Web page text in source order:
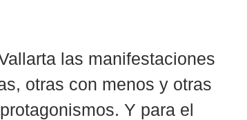
las manifestaciones
otras con menos y otras
Y para el